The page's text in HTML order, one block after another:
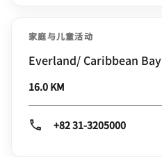
家庭与儿童活动
Everland/ Caribbean Bay
16.0 KM
+82 31-3205000